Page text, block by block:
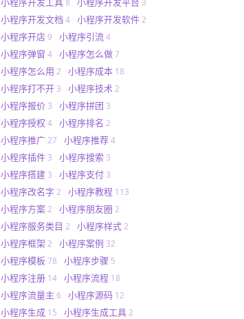
8 3
小程序开发文档 4 小程序开发软件 2
小程序开店 9 小程序引流 4
小程序弹窗 4 小程序怎么做 7
小程序怎么用 2 小程序成本 18
小程序打不开 3 小程序技术 2
小程序报价 3 小程序拼团 3
小程序授权 4 小程序排名 2
小程序推广 27 小程序推荐 4
小程序插件 3 小程序搜索 3
小程序搭建 3 小程序支付 3
小程序改名字 2 小程序教程 113
小程序方案 2 小程序朋友圈 2
小程序服务类目 2 小程序样式 2
小程序框架 2 小程序案例 32
小程序模板 78 小程序步骤 5
小程序注册 14 小程序流程 18
小程序流量主 6 小程序源码 12
小程序生成 15 小程序生成工具 2